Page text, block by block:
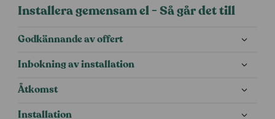
Installera gemensam el - Så går det till
Godkännande av offert
Inbokning av installation
Åtkomst
Installation